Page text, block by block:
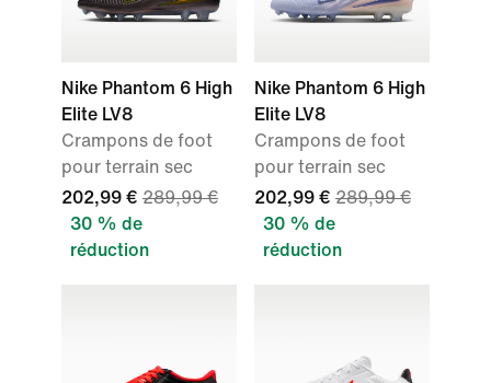
Nike Phantom 6 High
Elite LV8
Crampons de foot
pour terrain sec
202,99 € 289,99 €
30 % de
réduction
Nike Phantom 6 High
Elite LV8
Crampons de foot
pour terrain sec
202,99 € 289,99 €
30 % de
réduction